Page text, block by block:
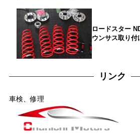
ロードスター
ウンサス取り付
リンク
車検、修理